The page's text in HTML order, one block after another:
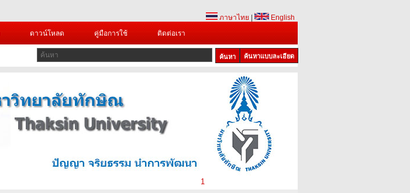
ภาษาไทย
English
ดาวน์โหลด คู่มือการใช้ ติดต่อเรา
ค้นหาแบบละเอียด
1